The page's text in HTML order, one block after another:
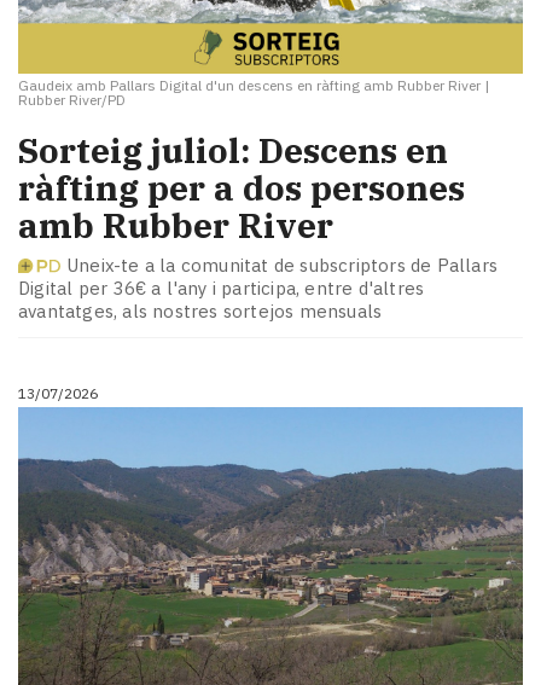
Gaudeix amb Pallars Digital d'un descens en ràfting amb Rubber River |
Rubber River/PD
Sorteig juliol: Descens en
ràfting per a dos persones
amb Rubber River
Uneix-te a la comunitat de subscriptors de Pallars
Digital per 36€ a l'any i participa, entre d'altres
avantatges, als nostres sortejos mensuals
13/07/2026